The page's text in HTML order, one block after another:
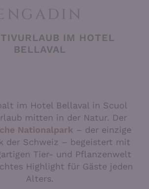
IM HOTEL
BELLAVAL
im Hotel Bellaval in Scuol
mitten in der Natur. Der
Nationalpark – der einzige
der Schweiz – begeistert mit
Tier- und Pflanzenwelt
Highlight für Gäste jeden
Alters.